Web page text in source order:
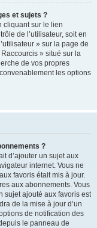
et sujets ?
cliquant sur le lien
de l’utilisateur, soit en
» sur la page de
» situé sur la
de vos propres
les options
?
d’ajouter un sujet aux
internet. Vous ne
favoris était mis à jour.
aux abonnements. Vous
sujet ajouté aux favoris est
de la mise à jour d’un
de notification des
le panneau de